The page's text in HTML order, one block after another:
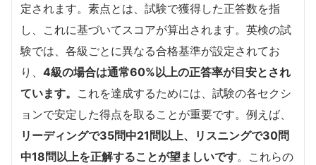
定されます。素点とは、試験で獲得した正答数を指
し、これに基づいてスコアが算出されます。英検の試
験では、各級ごとに異なる合格基準が設定されてお
り、 4級の場合は通常60%以上の正答率が目安とされ
ています。 これを達成するためには、試験の各セクシ
ョンで安定した得点を取ることが重要です。例えば、
リーディングで35問中21問以上、リスニングで30問
中18問以上を正解することが望ましいです。これらの